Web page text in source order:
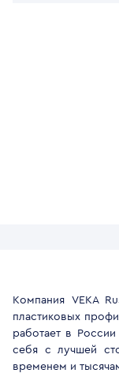
Компания VEKA
пластиковых
работает в
себя с лучшей
временем и